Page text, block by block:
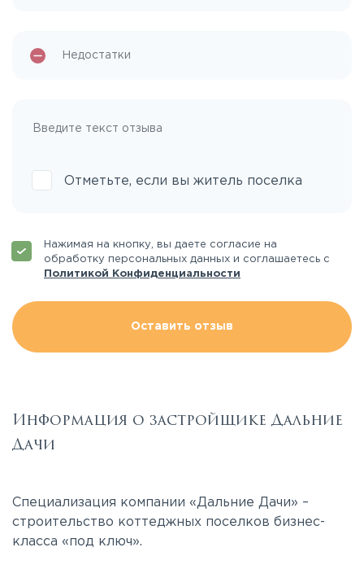
Отметьте, если вы житель поселка
Нажимая на кнопку, вы даете согласие на
обработку персональных данных и соглашаетесь с
Политикой Конфиденциальности
Оставить отзыв
Информация о застройщике Дальние
Дачи
Специализация компании «Дальние Дачи» –
строительство коттеджных поселков бизнес-
класса «под ключ».